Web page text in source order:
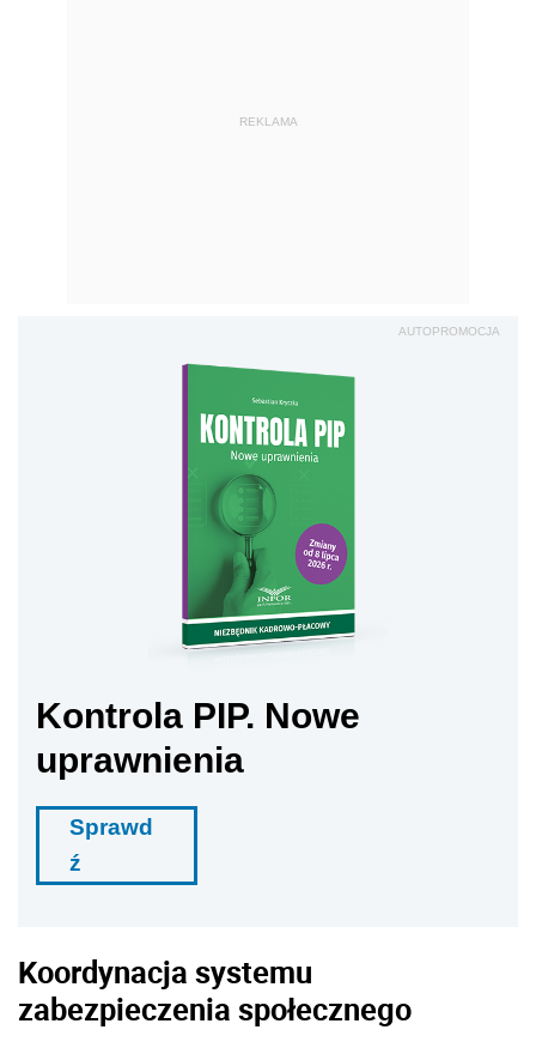
REKLAMA
AUTOPROMOCJA
Kontrola PIP. Nowe
uprawnienia
Sprawd
ź
Koordynacja systemu
zabezpieczenia społecznego